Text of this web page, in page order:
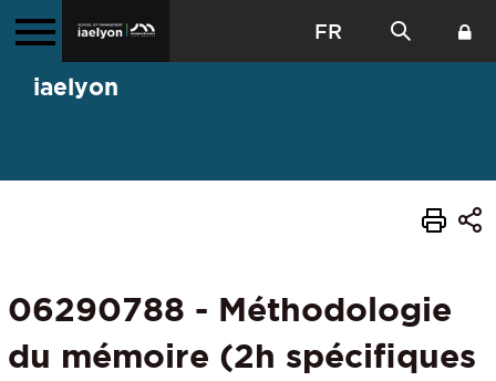
FR
iaelyon
06290788 - Méthodologie
du mémoire (2h spécifiques